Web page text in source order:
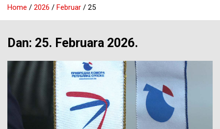
Home 2026 Februar 25
Dan: 25. Februara 2026.